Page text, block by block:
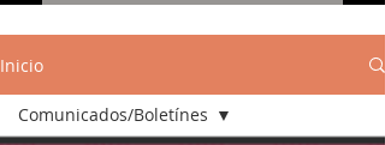
Inicio
Comunicados/Boletínes